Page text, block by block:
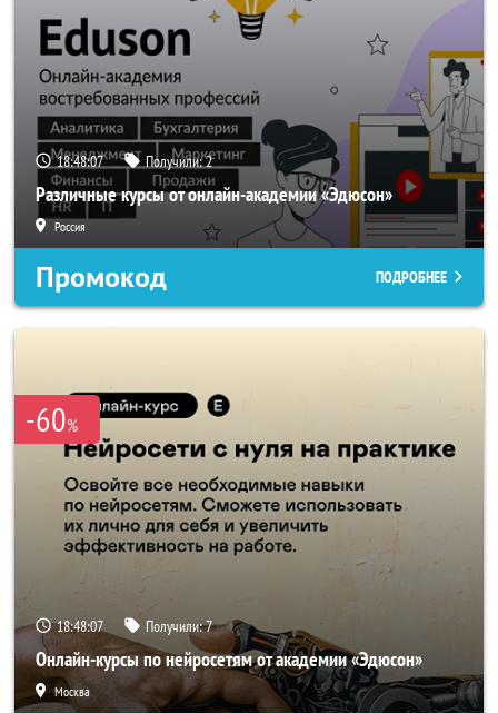
18:48:07 Получили:2
Различные курсы от онлайн-академии «Эдюсон»
Россия
Промокод ПОДРОБНЕЕ
-60%
18:48:07 Получили:7
Онлайн-курсы по нейросетям от академии «Эдюсон»
Москва